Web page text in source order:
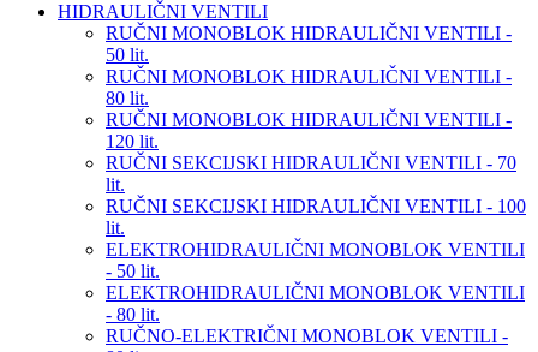
HIDRAULIČNI VENTILI
RUČNI MONOBLOK HIDRAULIČNI VENTILI -
50 lit.
RUČNI MONOBLOK HIDRAULIČNI VENTILI -
80 lit.
RUČNI MONOBLOK HIDRAULIČNI VENTILI -
120 lit.
RUČNI SEKCIJSKI HIDRAULIČNI VENTILI - 70
lit.
RUČNI SEKCIJSKI HIDRAULIČNI VENTILI - 100
lit.
ELEKTROHIDRAULIČNI MONOBLOK VENTILI
- 50 lit.
ELEKTROHIDRAULIČNI MONOBLOK VENTILI
- 80 lit.
RUČNO-ELEKTRIČNI MONOBLOK VENTILI -